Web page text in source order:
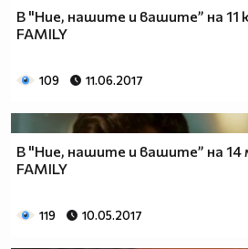
В "Ние, нашите и вашите” на 11
FAMILY
109 11.06.2017
В "Ние, нашите и вашите” на 14
FAMILY
119 10.05.2017